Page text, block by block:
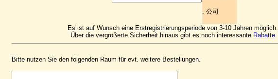
. 公司
Es ist auf Wunsch eine Erstregistrierungsperiode von 3-10 Jahren möglich.
Über die vergrößerte Sicherheit hinaus gibt es noch interessante Rabatte
Bitte nutzen Sie den folgenden Raum für evt. weitere Bestellungen.